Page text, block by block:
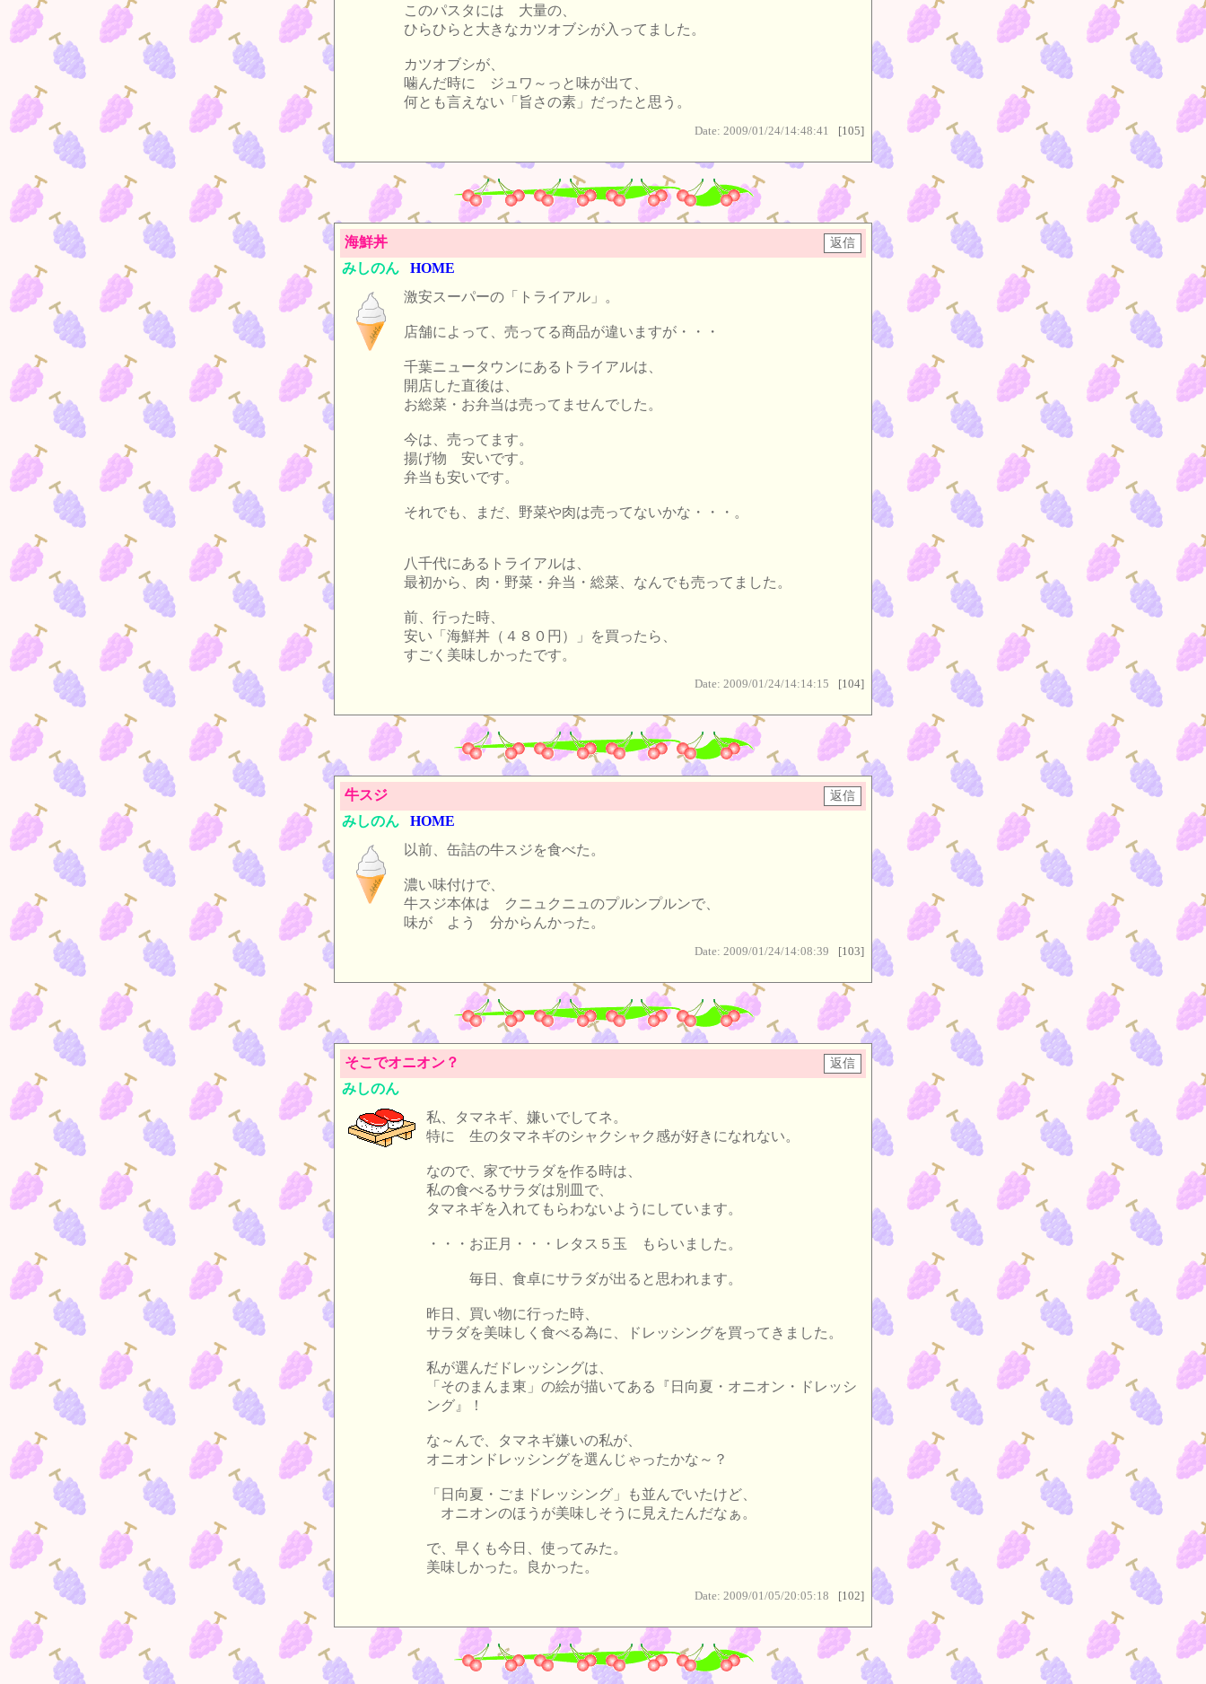
このパスタには 大量の、
ひらひらと大きなカツオブシが入ってました。
カツオブシが、
噛んだ時に ジュワ～っと味が出て、
何とも言えない「旨さの素」だったと思う。
Date: 2009/01/24/14:48:41 [105]
海鮮丼
みしのん
HOME
激安スーパーの「トライアル」。
店舗によって、売ってる商品が違いますが・・・
千葉ニュータウンにあるトライアルは、
開店した直後は、
お総菜・お弁当は売ってませんでした。
今は、売ってます。
揚げ物 安いです。
弁当も安いです。
それでも、まだ、野菜や肉は売ってないかな・・・。
八千代にあるトライアルは、
最初から、肉・野菜・弁当・総菜、なんでも売ってました。
前、行った時、
安い「海鮮丼（４８０円）」を買ったら、
すごく美味しかったです。
Date: 2009/01/24/14:14:15 [104]
牛スジ
みしのん
HOME
以前、缶詰の牛スジを食べた。
濃い味付けで、
牛スジ本体は クニュクニュのプルンプルンで、
味が よう 分からんかった。
Date: 2009/01/24/14:08:39 [103]
そこでオニオン？
みしのん
私、タマネギ、嫌いでしてネ。
特に 生のタマネギのシャクシャク感が好きになれない。
なので、家でサラダを作る時は、
私の食べるサラダは別皿で、
タマネギを入れてもらわないようにしています。
・・・お正月・・・レタス５玉 もらいました。
毎日、食卓にサラダが出ると思われます。
昨日、買い物に行った時、
サラダを美味しく食べる為に、ドレッシングを買ってきました。
私が選んだドレッシングは、
「そのまんま東」の絵が描いてある『日向夏・オニオン・ドレッシ
ング』！
な～んで、タマネギ嫌いの私が、
オニオンドレッシングを選んじゃったかな～？
「日向夏・ごまドレッシング」も並んでいたけど、
オニオンのほうが美味しそうに見えたんだなぁ。
で、早くも今日、使ってみた。
美味しかった。良かった。
Date: 2009/01/05/20:05:18 [102]